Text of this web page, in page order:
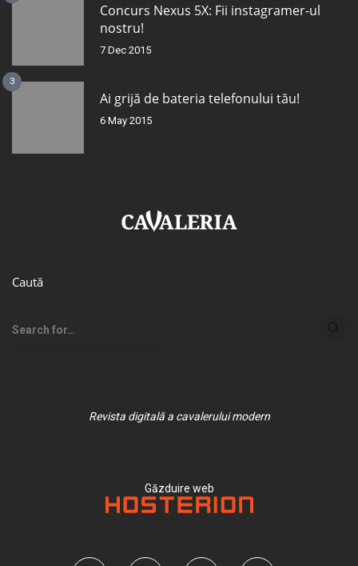
Concurs Nexus 5X: Fii instagramer-ul
nostru!
7 Dec 2015
3
Ai grijă de bateria telefonului tău!
6 May 2015
Caută
Revista digitală a cavalerului modern
Găzduire web